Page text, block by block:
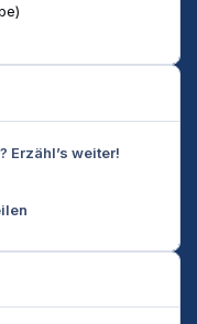
Erzähl’s weiter!